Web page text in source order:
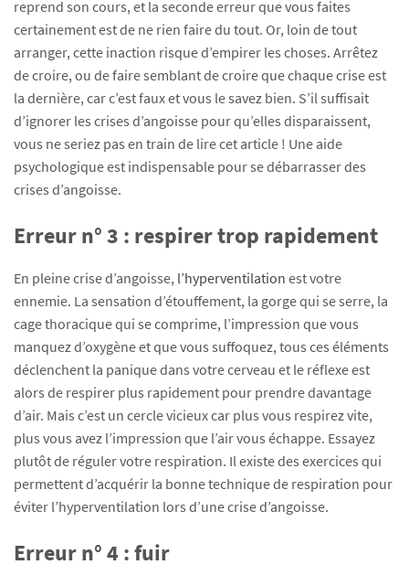
reprend son cours, et la seconde erreur que vous faites
certainement est de ne rien faire du tout. Or, loin de tout
arranger, cette inaction risque d’empirer les choses. Arrêtez
de croire, ou de faire semblant de croire que chaque crise est
la dernière, car c’est faux et vous le savez bien. S’il suffisait
d’ignorer les crises d’angoisse pour qu’elles disparaissent,
vous ne seriez pas en train de lire cet article ! Une aide
psychologique est indispensable pour se débarrasser des
crises d’angoisse.
Erreur n° 3 : respirer trop rapidement
En pleine crise d’angoisse, l’hyperventilation est votre
ennemie. La sensation d’étouffement, la gorge qui se serre, la
cage thoracique qui se comprime, l’impression que vous
manquez d’oxygène et que vous suffoquez, tous ces éléments
déclenchent la panique dans votre cerveau et le réflexe est
alors de respirer plus rapidement pour prendre davantage
d’air. Mais c’est un cercle vicieux car plus vous respirez vite,
plus vous avez l’impression que l’air vous échappe. Essayez
plutôt de réguler votre respiration. Il existe des exercices qui
permettent d’acquérir la bonne technique de respiration pour
éviter l’hyperventilation lors d’une crise d’angoisse.
Erreur n° 4 : fuir